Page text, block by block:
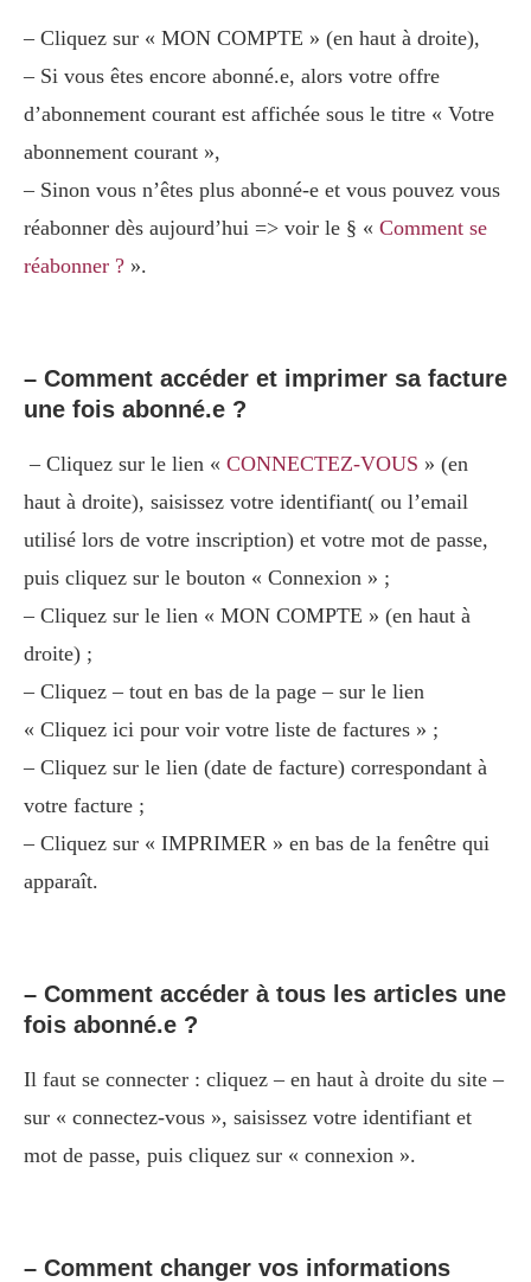
– Cliquez sur « MON COMPTE » (en haut à droite),
– Si vous êtes encore abonné.e, alors votre offre
d’abonnement courant est affichée sous le titre « Votre
abonnement courant »,
– Sinon vous n’êtes plus abonné-e et vous pouvez vous
réabonner dès aujourd’hui => voir le § « Comment se
réabonner ? ».
– Comment accéder et imprimer sa facture
une fois abonné.e ?
– Cliquez sur le lien « CONNECTEZ-VOUS » (en
haut à droite), saisissez votre identifiant( ou l’email
utilisé lors de votre inscription) et votre mot de passe,
puis cliquez sur le bouton « Connexion » ;
– Cliquez sur le lien « MON COMPTE » (en haut à
droite) ;
– Cliquez – tout en bas de la page – sur le lien
« Cliquez ici pour voir votre liste de factures » ;
– Cliquez sur le lien (date de facture) correspondant à
votre facture ;
– Cliquez sur « IMPRIMER » en bas de la fenêtre qui
apparaît.
– Comment accéder à tous les articles une
fois abonné.e ?
Il faut se connecter : cliquez – en haut à droite du site –
sur « connectez-vous », saisissez votre identifiant et
mot de passe, puis cliquez sur « connexion ».
– Comment changer vos informations